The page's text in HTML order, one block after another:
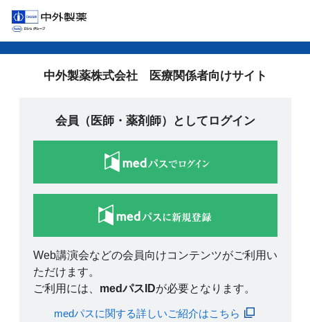
中外製薬株式会社 医療関係者向けサイト
会員（医師・薬剤師）としてログイン
Web講演会などの会員向けコンテンツがご利用い
ただけます。
ご利用には、 medパスIDが必要となります。
medパスに関する詳しいご紹介はこちら